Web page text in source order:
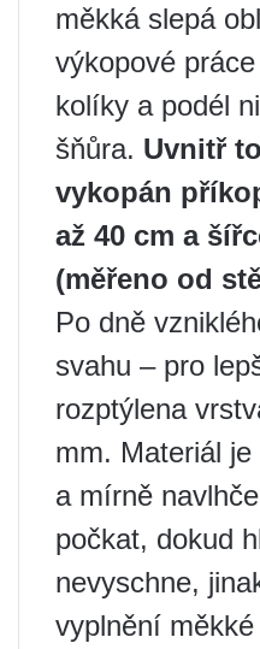
měkká slepá
výkopové
kolíky a podél
šňůra. Uvnitř
vykopán
až 40 cm a
(měřeno od
Po dně
svahu – pro
rozptýlena
mm. Materiál
a mírně
počkat, dokud
nevyschne,
vyplnění